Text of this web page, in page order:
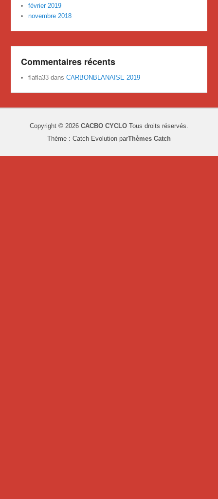
février 2019
novembre 2018
Commentaires récents
flafla33 dansCARBONBLANAISE 2019
Copyright © 2026 CACBO CYCLO Tous droits réservés.
Thème : Catch Evolution parThèmes Catch